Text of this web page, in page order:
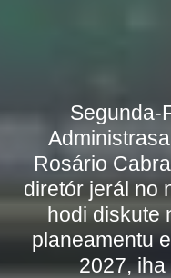
Segunda-
Rosário
diretór jerál no
hodi diskute
planeamentu
2027, iha